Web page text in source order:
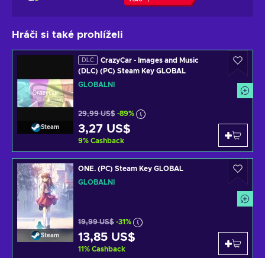
Hráči si také prohlíželi
Steam
DLC
CrazyCar - Images and Music
(DLC) (PC) Steam Key GLOBAL
GLOBÁLNÍ
29,99 US$ -89%
3,27 US$
9% Cashback
Steam
ONE. (PC) Steam Key GLOBAL
GLOBÁLNÍ
19,99 US$ -31%
13,85 US$
11% Cashback